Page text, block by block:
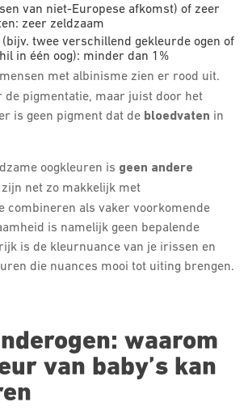
van niet-Europese afkomst) of zeer
zeer zeldzaam
twee verschillend gekleurde ogen of
in één oog): minder dan 1%
met albinisme zien er rood uit.
de pigmentatie, maar juist door het
is geen pigment dat de bloedvaten in
oogkleuren is geen andere
zijn net zo makkelijk met
combineren als vaker voorkomende
is namelijk geen bepalende
is de kleurnuance van je irissen en
die nuances mooi tot uiting brengen.
waarom
van baby’s kan